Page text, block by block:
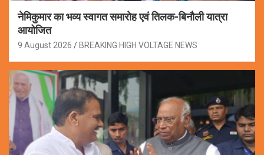
नेमिकुमार का भव्य स्वागत समारोह एवं तिलक-बिनौली यात्रा
आयोजित
9 August 2026 BREAKING HIGH VOLTAGE NEWS